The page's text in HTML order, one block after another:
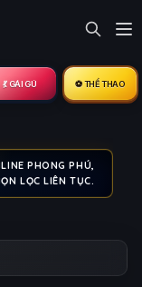
💃 GÁI GÚ ⚽ THỂ THAO
PHONG PHÚ,
LỌC LIÊN TỤC.